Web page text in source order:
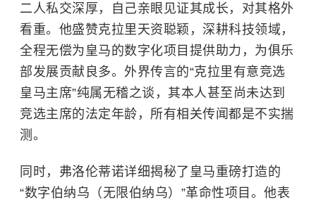
二人私交深厚，自己亲眼见证其成长，对其格外
看重。他盛赞克拉里天资聪颖，深耕科技领域，
全程无偿为皇马的数字化项目提供助力，为俱乐
部发展贡献良多。外界传言的“克拉里有意竞选
皇马主席”纯属无稽之谈，其本人甚至尚未达到
竞选主席的法定年龄，所有相关传闻都是不实揣
测。
同时，弗洛伦蒂诺详细揭秘了皇马重磅打造的
“数字伯纳乌（无限伯纳乌）”革命性项目。他表